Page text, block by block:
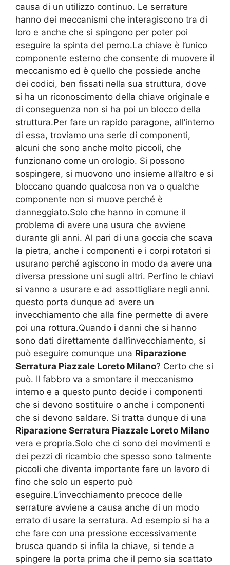
causa di un utilizzo continuo. Le serrature
hanno dei meccanismi che interagiscono tra di
loro e anche che si spingono per poter poi
eseguire la spinta del perno.La chiave è l’unico
componente esterno che consente di muovere il
meccanismo ed è quello che possiede anche
dei codici, ben fissati nella sua struttura, dove
si ha un riconoscimento della chiave originale e
di conseguenza non si ha poi un blocco della
struttura.Per fare un rapido paragone, all’interno
di essa, troviamo una serie di componenti,
alcuni che sono anche molto piccoli, che
funzionano come un orologio. Si possono
sospingere, si muovono uno insieme all’altro e si
bloccano quando qualcosa non va o qualche
componente non si muove perché è
danneggiato.Solo che hanno in comune il
problema di avere una usura che avviene
durante gli anni. Al pari di una goccia che scava
la pietra, anche i componenti e i corpi rotatori si
usurano perché agiscono in modo da avere una
diversa pressione uni sugli altri. Perfino le chiavi
si vanno a usurare e ad assottigliare negli anni.
questo porta dunque ad avere un
invecchiamento che alla fine permette di avere
poi una rottura.Quando i danni che si hanno
sono dati direttamente dall’invecchiamento, si
può eseguire comunque una Riparazione
Serratura Piazzale Loreto Milano? Certo che si
può. Il fabbro va a smontare il meccanismo
interno e a questo punto decide i componenti
che si devono sostituire o anche i componenti
che si devono saldare. Si tratta dunque di una
Riparazione Serratura Piazzale Loreto Milano
vera e propria.Solo che ci sono dei movimenti e
dei pezzi di ricambio che spesso sono talmente
piccoli che diventa importante fare un lavoro di
fino che solo un esperto può
eseguire.L’invecchiamento precoce delle
serrature avviene a causa anche di un modo
errato di usare la serratura. Ad esempio si ha a
che fare con una pressione eccessivamente
brusca quando si infila la chiave, si tende a
spingere la porta prima che il perno sia scattato